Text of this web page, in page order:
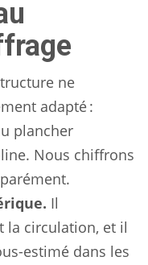
ne
adapté :
plancher
Nous chiffrons
Il
la circulation, et il
estimé dans les